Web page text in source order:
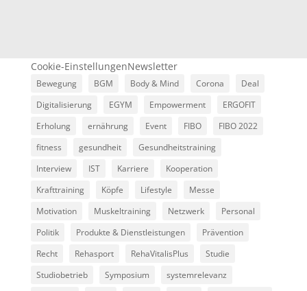
Cookie-EinstellungenNewsletter
Bewegung BGM Body & Mind Corona
Deal
Digitalisierung
EGYM Empowerment
ERGOFIT
Erholung
ernährung Event FIBO
FIBO 2022
fitness
gesundheit
Gesundheitstraining
Interview
IST Karriere
Kooperation
Krafttraining
Köpfe Lifestyle
Messe
Motivation
Muskeltraining Netzwerk
Personal
Politik
Produkte & Dienstleistungen
Prävention
Recht
Rehasport RehaVitalisPlus
Studie
Studiobetrieb
Symposium
systemrelevanz